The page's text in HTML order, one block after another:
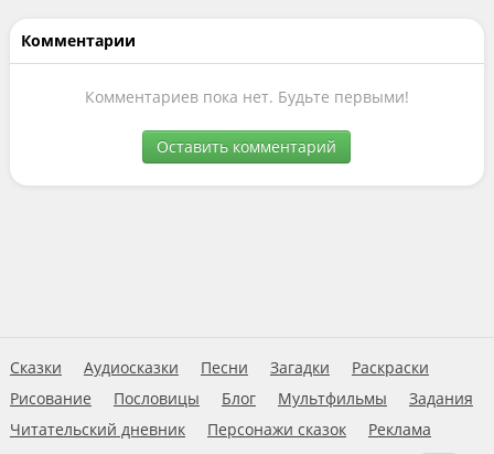
Комментарии
Комментариев пока нет. Будьте первыми!
Оставить комментарий
Сказки Аудиосказки Песни Загадки
Раскраски
Рисование
Пословицы Блог Мультфильмы
Задания
Читательский дневник
Персонажи сказок
Реклама